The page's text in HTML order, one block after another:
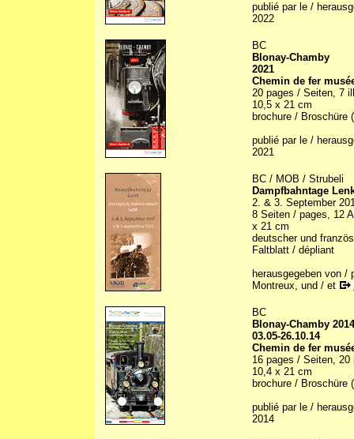
publié par le /
2022
BC
Blonay-Chamby
2021
Chemin de fer
20 pages / Seiten, 7
10,5 x 21 cm
brochure / Broschüre
publié par le /
2021
BC / MOB / Strubeli
Dampfbahntage
2. & 3. September
8 Seiten / pages, 12
x 21 cm
deutscher und
Faltblatt / dépliant
herausgegeben von /
Montreux, und / et
BC
Blonay-Chamby 2014
03.05-26.10.14
Chemin de fer
16 pages / Seiten,
10,4 x 21 cm
brochure / Broschüre
publié par le /
2014